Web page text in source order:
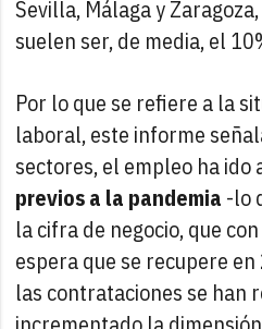
Sevilla, Málaga y
suelen ser, de media, el
Por lo que se refiere a la
laboral, este informe
sectores, el empleo ha ido
previos a la pandemia -lo
la cifra de negocio, que
espera que se recupere
las contrataciones se han